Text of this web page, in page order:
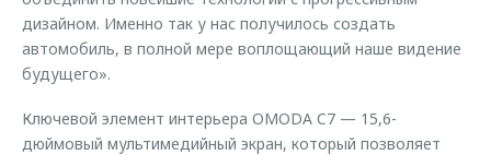
Калькулятор трейд-ин
Оригинальные аксессуары
Запчасти
дизайном. Именно так у нас получилось создать
автомобиль, в полной мере воплощающий наше видение
будущего».
Ключевой элемент интерьера OMODA C7 — 15,6-
дюймовый мультимедийный экран, который позволяет